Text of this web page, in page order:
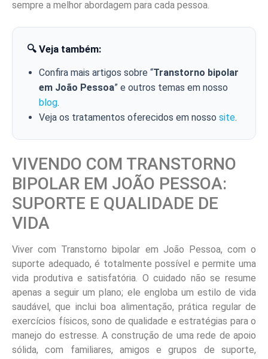
sempre a melhor abordagem para cada pessoa.
🔍 Veja também:
Confira mais artigos sobre “Transtorno bipolar
em João Pessoa” e outros temas em nosso
blog.
Veja os tratamentos oferecidos em nosso site.
VIVENDO COM TRANSTORNO
BIPOLAR EM JOÃO PESSOA:
SUPORTE E QUALIDADE DE
VIDA
Viver com Transtorno bipolar em João Pessoa, com o
suporte adequado, é totalmente possível e permite uma
vida produtiva e satisfatória. O cuidado não se resume
apenas a seguir um plano; ele engloba um estilo de vida
saudável, que inclui boa alimentação, prática regular de
exercícios físicos, sono de qualidade e estratégias para o
manejo do estresse. A construção de uma rede de apoio
sólida, com familiares, amigos e grupos de suporte,